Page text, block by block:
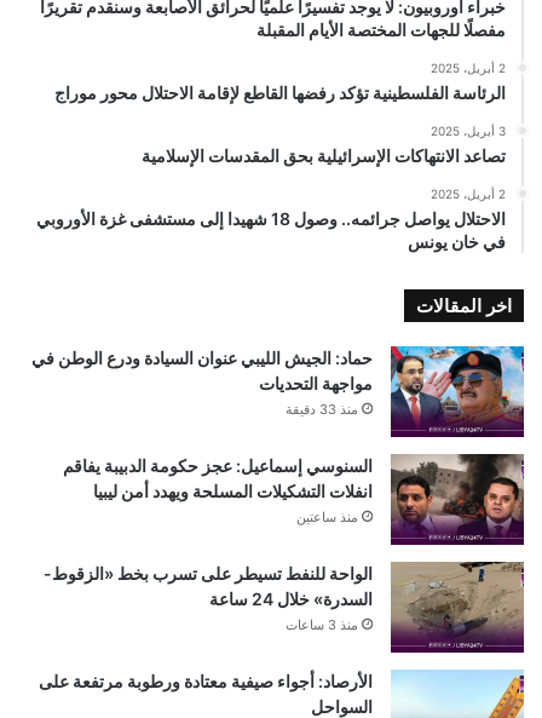
خبراء أوروبيون: لا يوجد تفسيرًا علميًا لحرائق الأصابعة وسنقدم تقريرًا
مفصلًا للجهات المختصة الأيام المقبلة
2 أبريل، 2025
الرئاسة الفلسطينية تؤكد رفضها القاطع لإقامة الاحتلال محور موراج
3 أبريل، 2025
تصاعد الانتهاكات الإسرائيلية بحق المقدسات الإسلامية
2 أبريل، 2025
الاحتلال يواصل جرائمه.. وصول 18 شهيدا إلى مستشفى غزة الأوروبي
في خان يونس
اخر المقالات
حماد: الجيش الليبي عنوان السيادة ودرع الوطن في
مواجهة التحديات
منذ 33 دقيقة
السنوسي إسماعيل: عجز حكومة الدبيبة يفاقم
انفلات التشكيلات المسلحة ويهدد أمن ليبيا
منذ ساعتين
الواحة للنفط تسيطر على تسرب بخط «الزقوط-
السدرة» خلال 24 ساعة
منذ 3 ساعات
الأرصاد: أجواء صيفية معتادة ورطوبة مرتفعة على
السواحل